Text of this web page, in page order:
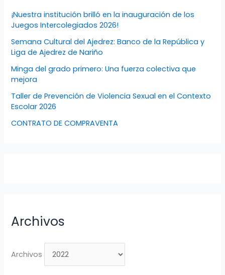
¡Nuestra institución brilló en la inauguración de los
Juegos Intercolegiados 2026!
Semana Cultural del Ajedrez: Banco de la República y
Liga de Ajedrez de Nariño
Minga del grado primero: Una fuerza colectiva que
mejora
Taller de Prevención de Violencia Sexual en el Contexto
Escolar 2026
CONTRATO DE COMPRAVENTA
Archivos
Archivos